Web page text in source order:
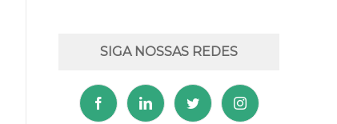
SIGA NOSSAS REDES